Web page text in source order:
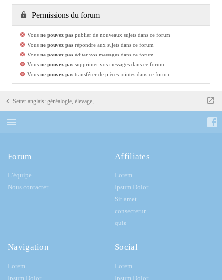
Permissions du forum
Vous ne pouvez pas publier de nouveaux sujets dans ce forum
Vous ne pouvez pas répondre aux sujets dans ce forum
Vous ne pouvez pas éditer vos messages dans ce forum
Vous ne pouvez pas supprimer vos messages dans ce forum
Vous ne pouvez pas transférer de pièces jointes dans ce forum
Forum
L’équipe
Nous contacter
Affiliates
Lorem
Ipsum Dolor
Sit amet
consectetur
quis
Navigation
Lorem
Ipsum Dolor
Social
Lorem
Ipsum Dolor